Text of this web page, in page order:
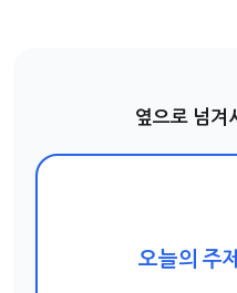
옆으로 넘겨
오늘의 주제